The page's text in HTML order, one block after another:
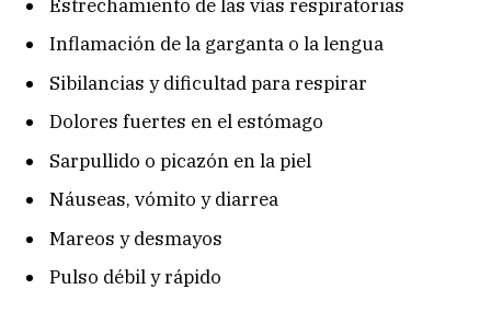
Estrechamiento de las vías respiratorias
Inflamación de la garganta o la lengua
Sibilancias y dificultad para respirar
Dolores fuertes en el estómago
Sarpullido o picazón en la piel
Náuseas, vómito y diarrea
Mareos y desmayos
Pulso débil y rápido